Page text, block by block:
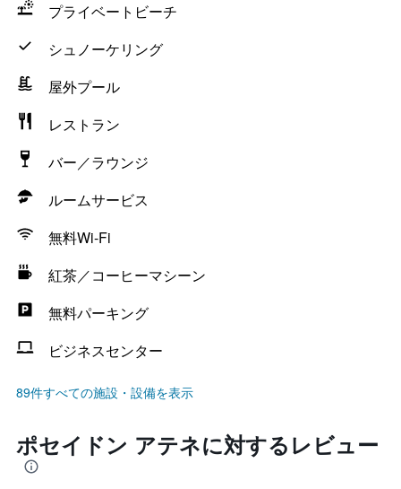
プライベートビーチ
シュノーケリング
屋外プール
レストラン
バー／ラウンジ
ルームサービス
無料Wi-Fi
紅茶／コーヒーマシーン
無料パーキング
ビジネスセンター
89件すべての施設・設備を表示
ポセイドン アテネに対するレビュー